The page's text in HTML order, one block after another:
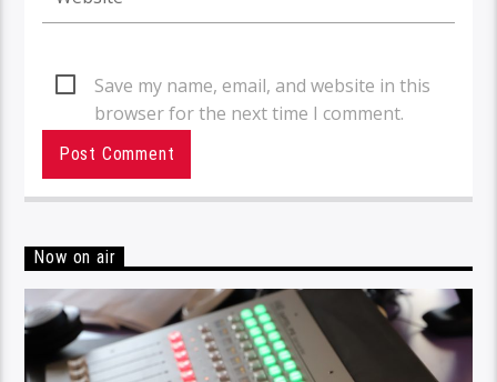
Save my name, email, and website in this
browser for the next time I comment.
Now on air